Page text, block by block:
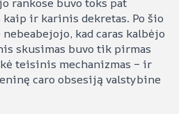
ir karinis dekretas. Po šio
kad caras kalbėjo
skusimas buvo tik pirmas
teisinis mechanizmas – ir
caro obsesiją valstybine